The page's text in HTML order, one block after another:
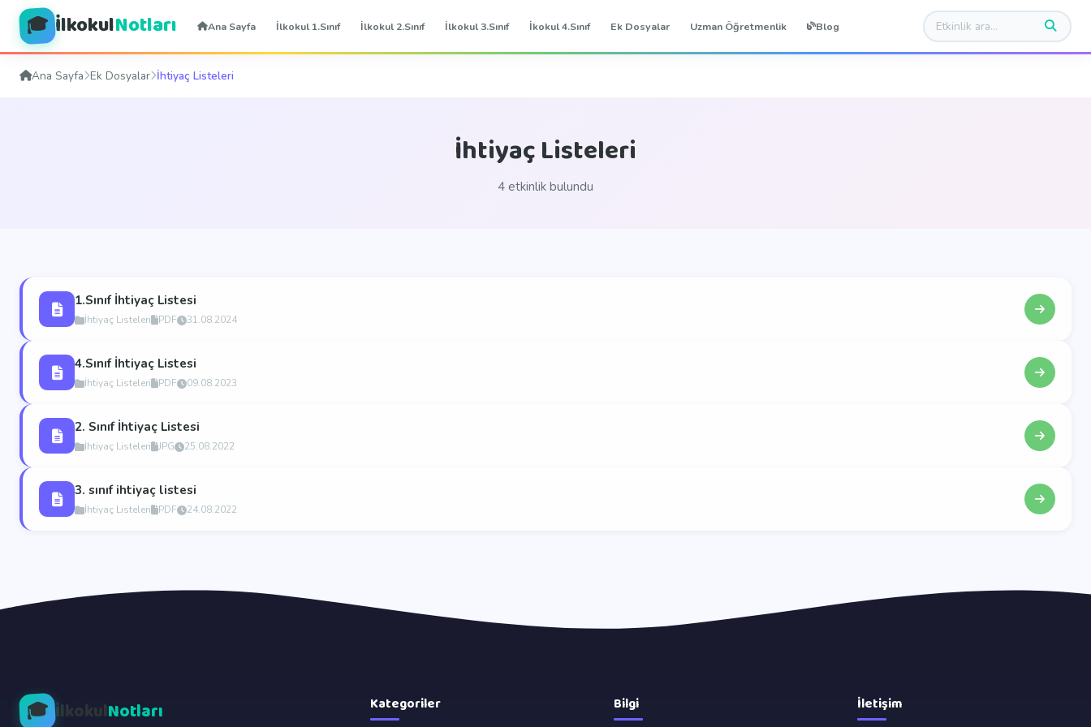
🎓 İlkokulNotları Ana Sayfa İlkokul 1.Sınıf İlkokul 2.Sınıf İlkokul 3.Sınıf İkokul 4.Sınıf Ek Dosyalar Uzman Öğretmenlik Blog
Ana Sayfa Ek Dosyalar İhtiyaç Listeleri
İhtiyaç Listeleri
4 etkinlik bulundu
1.Sınıf İhtiyaç Listesi
İhtiyaç Listeleri PDF 31.08.2024
4.Sınıf İhtiyaç Listesi
İhtiyaç Listeleri PDF 09.08.2023
2. Sınıf İhtiyaç Listesi
İhtiyaç Listeleri JPG 25.08.2022
3. sınıf ihtiyaç listesi
İhtiyaç Listeleri PDF 24.08.2022
🎓 İlkokulNotları Kategoriler Bilgi İletişim